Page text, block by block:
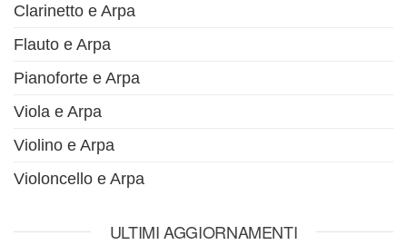
Clarinetto e Arpa
Flauto e Arpa
Pianoforte e Arpa
Viola e Arpa
Violino e Arpa
Violoncello e Arpa
ULTIMI AGGIORNAMENTI